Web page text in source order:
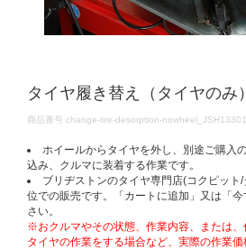
タイヤ履き替え（タイヤのみ
DETAILS
商品番号 change-tire-desorption-
ホイールからタイヤを外し、別途ご購入
込み、クルマに装着する作業です。
ブリヂストンのタイヤ専門店(コクピット
位での販売です。「カートに追加」又は「
さい。
※おクルマやその状態、作業内容、または
タイヤの作業をする場合など、実際の作業